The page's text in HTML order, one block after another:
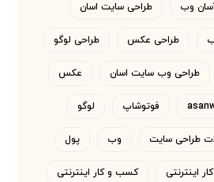
وب طراحی سایت اسان
طراحی عکس طراحی لوگو
طراحی وب سایت اسان عکس
فوتوشاپ لوگو
طراحی سایت وب پول
کار اینترنتی کسب و کار اینترنتی